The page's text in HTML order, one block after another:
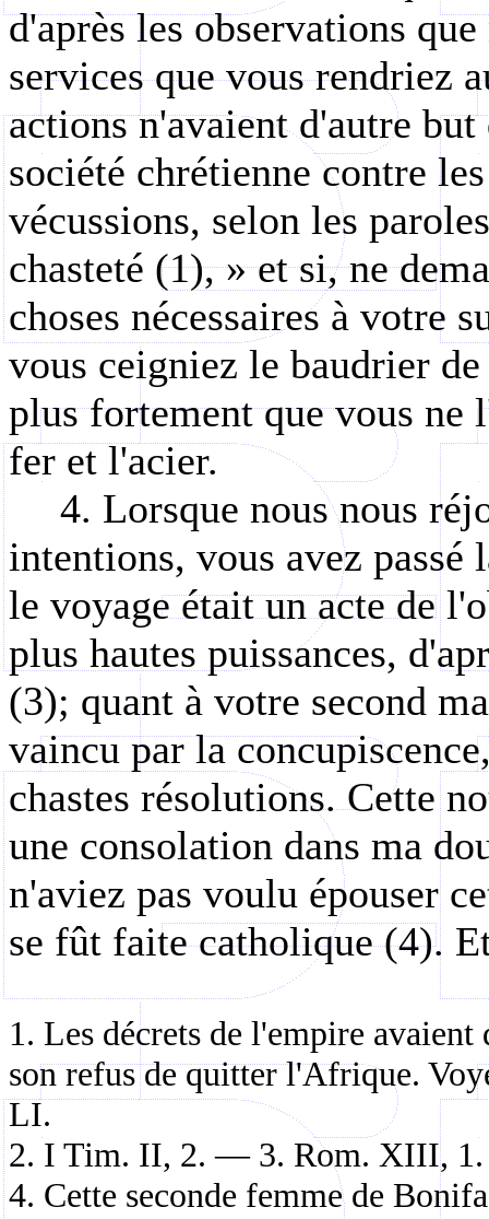
d'après les observations
services que vous rendriez
actions n'avaient d'autre
société chrétienne contre
vécussions, selon les
chasteté (1), » et si, ne
choses nécessaires à votre
vous ceigniez le baudrier
plus fortement que vous ne
fer et l'acier.
4. Lorsque nous nous
intentions, vous avez passé
le voyage était un acte de
plus hautes puissances,
(3); quant à votre second
vaincu par la
chastes résolutions. Cette
une consolation dans ma
n'aviez pas voulu épouser
se fût faite catholique (4).
1. Les décrets de l'empire
son refus de quitter l'Afrique.
LI.
2. I Tim. II, 2. — 3. Rom. XIII, 1.
4. Cette seconde femme de